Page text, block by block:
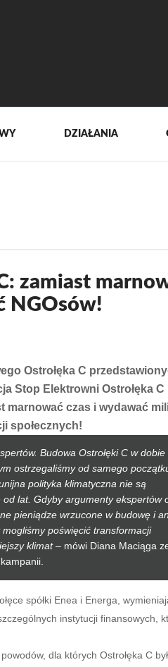
DZIAŁANIA
zamiast
NGOsów!
Ostrołęka C
Stop Elektrowni Ostrołęka C
marnować czas i wydawać
społecznych!
Budowa Ostrołęki C w dobie
ostrzegaliśmy od samego
polityka klimatyczna nie są
lat. Gdyby argumenty ekspertów
pieniądze wrzucone w budowę i
poświęcić transformacji
klimat– mówi Diana Maciąga
spółki Enea i Energa,
instytucji finansowych,
dla których Ostrołęka C